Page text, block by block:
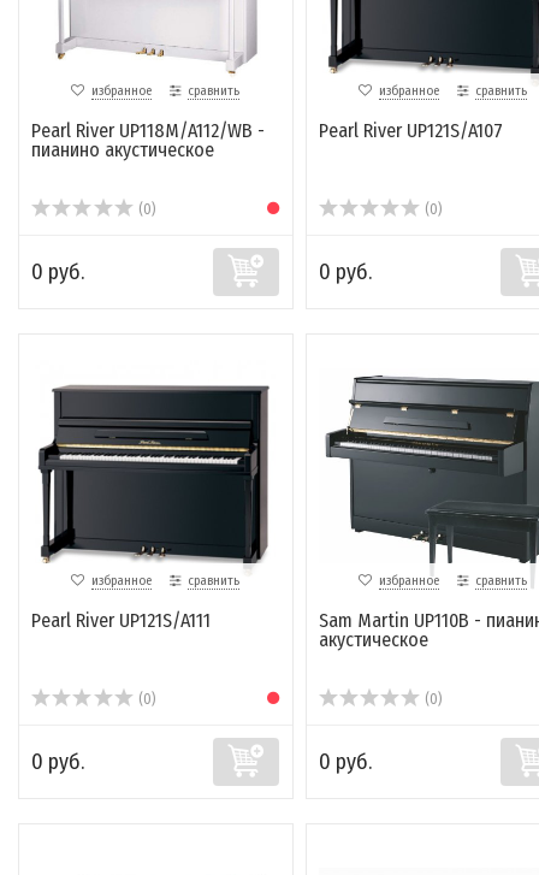
избранное сравнить
Pearl River UP118M/A112/WB -
пианино акустическое
(0)
0 руб.
избранное сравнить
Pearl River UP121S/A107
(0)
0 руб.
избранное сравнить
Pearl River UP121S/A111
(0)
0 руб.
избранное сравнить
Sam Martin UP110B -
акустическое
(0)
0 руб.